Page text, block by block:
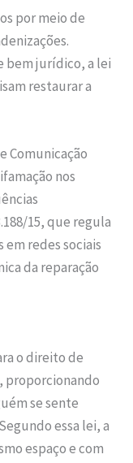
por meio de
bem jurídico, a lei
restaurar a
Comunicação
nos
15, que regula
redes sociais
da reparação
o direito de
proporcionando
se sente
essa lei, a
espaço e com